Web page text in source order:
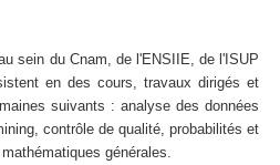
sein du Cnam, de l'ENSIIE, de l'ISUP
en des cours, travaux dirigés et
suivants : analyse des données
contrôle de qualité, probabilités et
générales.